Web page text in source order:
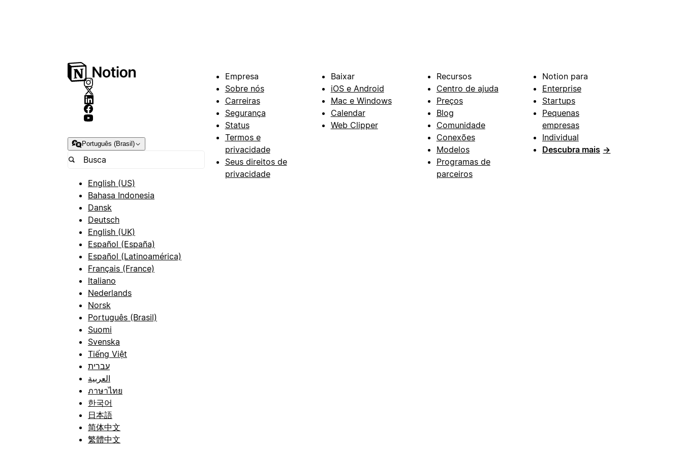
Português (Brasil)
English (US)
Bahasa Indonesia
Dansk
Deutsch
English (UK)
Español (España)
Español (Latinoamérica)
Français (France)
Italiano
Nederlands
Norsk
Português (Brasil)
Suomi
Svenska
Tiếng Việt
עברית
العربية
ภาษาไทย
한국어
日本語
简体中文
繁體中文
Empresa
Sobre nós
Carreiras
Segurança
Status
Termos e
privacidade
Seus direitos de
privacidade
Baixar
iOS e Android
Mac e Windows
Calendar
Web Clipper
Recursos
Centro de ajuda
Preços
Blog
Comunidade
Conexões
Modelos
Programas de
parceiros
Notion para
Enterprise
Startups
Pequenas
empresas
Individual
Descubra mais →